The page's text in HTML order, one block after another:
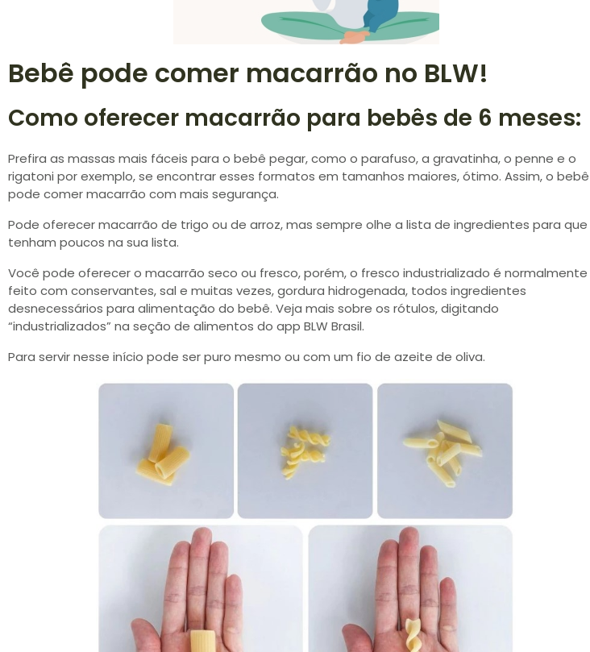
Bebê pode comer macarrão no BLW!
Como oferecer macarrão para bebês de 6 meses:
Prefira as massas mais fáceis para o bebê pegar, como o parafuso, a gravatinha, o penne e o
rigatoni por exemplo, se encontrar esses formatos em tamanhos maiores, ótimo. Assim, o bebê
pode comer macarrão com mais segurança.
Pode oferecer macarrão de trigo ou de arroz, mas sempre olhe a lista de ingredientes para que
tenham poucos na sua lista.
Você pode oferecer o macarrão seco ou fresco, porém, o fresco industrializado é normalmente
feito com conservantes, sal e muitas vezes, gordura hidrogenada, todos ingredientes
desnecessários para alimentação do bebê. Veja mais sobre os rótulos, digitando
“industrializados” na seção de alimentos do app BLW Brasil.
Para servir nesse início pode ser puro mesmo ou com um fio de azeite de oliva.